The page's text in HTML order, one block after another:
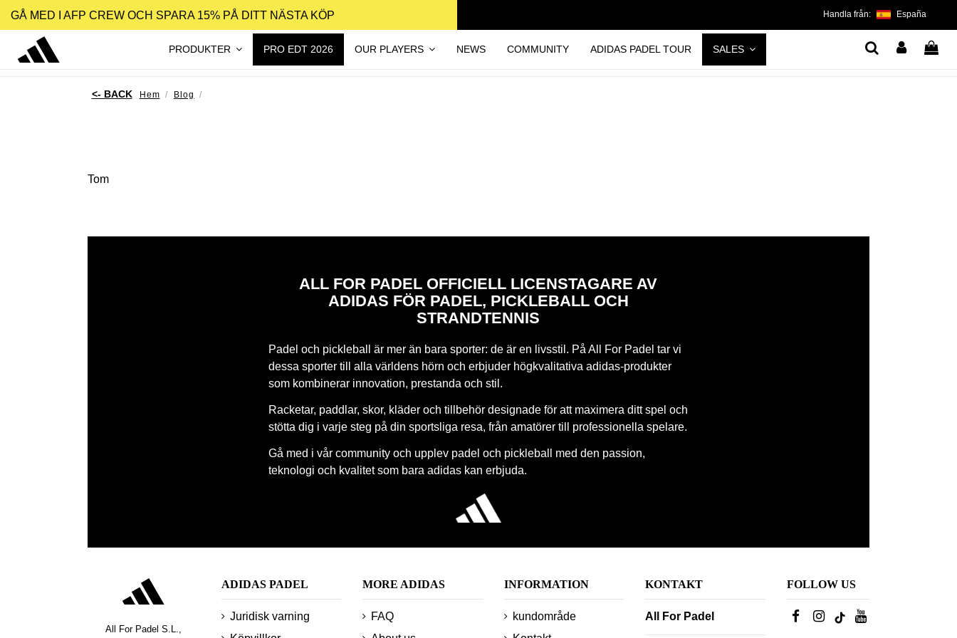
GÅ MED I AFP CREW OCH SPARA 15% PÅ DITT NÄSTA KÖP Handla från: España
PRODUKTER PRO EDT 2026 OUR PLAYERS NEWS COMMUNITY ADIDAS PADEL TOUR SALES
Hem Blog
Tom
ALL FOR PADEL OFFICIELL LICENSTAGARE AV
ADIDAS FÖR PADEL, PICKLEBALL OCH
STRANDTENNIS
Padel och pickleball är mer än bara sporter: de är en livsstil. På All For Padel tar vi
dessa sporter till alla världens hörn och erbjuder högkvalitativa adidas-produkter
som kombinerar innovation, prestanda och stil.
Racketar, paddlar, skor, kläder och tillbehör designade för att maximera ditt spel och
stötta dig i varje steg på din sportsliga resa, från amatörer till professionella spelare.
Gå med i vår community och upplev padel och pickleball med den passion,
teknologi och kvalitet som bara adidas kan erbjuda.
All For Padel S.L.,
ADIDAS PADEL
Juridisk varning
MORE ADIDAS
FAQ
INFORMATION
kundområde
KONTAKT
All For Padel
FOLLOW US